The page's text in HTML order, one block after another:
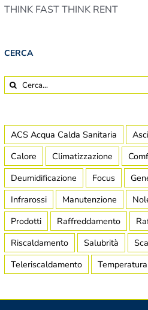
THINK FAST THINK RENT
CERCA
Cerca
per:
ACS Acqua Calda Sanitaria
Calore
Climatizzazione
Deumidificazione
Focus
Infrarossi
Manutenzione
Prodotti
Raffreddamento
Riscaldamento
Salubrità
Teleriscaldamento
Temperatura